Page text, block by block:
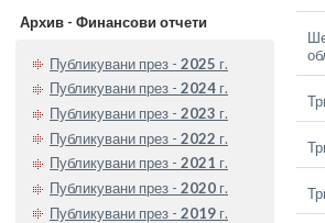
Архив - Финансови отчети
Публикувани през - 2025 г.
Публикувани през - 2024 г.
Публикувани през - 2023 г.
Публикувани през - 2022 г.
Публикувани през - 2021 г.
Публикувани през - 2020 г.
Публикувани през - 2019 г.